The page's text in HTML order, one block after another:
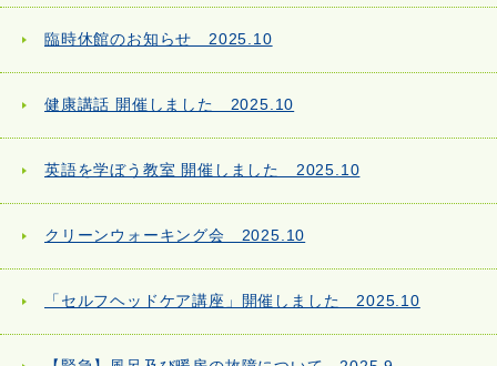
臨時休館のお知らせ 2025.10
健康講話 開催しました 2025.10
英語を学ぼう教室 開催しました 2025.10
クリーンウォーキング会 2025.10
「セルフヘッドケア講座」開催しました 2025.10